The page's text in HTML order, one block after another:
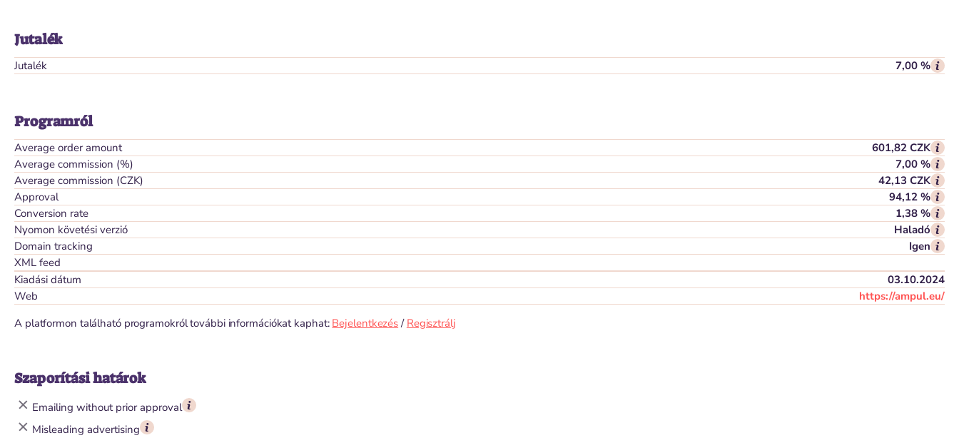
Jutalék
Jutalék 7,00 %
Programról
Average order amount
601,82 CZK
Average commission (%)
7,00 %
Average commission (CZK)
42,13 CZK
Approval
94,12 %
Conversion rate
1,38 %
Nyomon követési verzió
Haladó
Domain tracking
Igen
XML feed
Kiadási dátum
03.10.2024
Web
https://ampul.eu/
A platformon található programokról további információkat kaphat: Bejelentkezés/ Regisztrálj
Szaporítási határok
Emailing without prior approval
Misleading advertising